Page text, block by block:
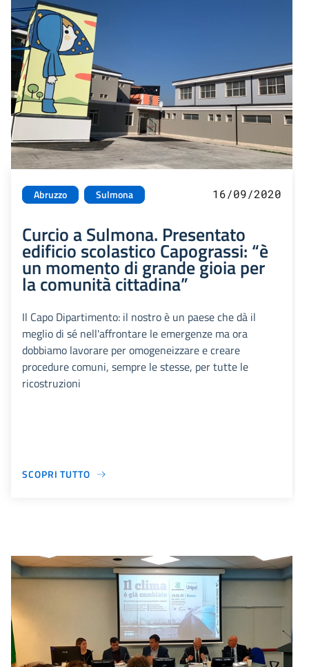
Abruzzo Sulmona 16/09/2020
Curcio a Sulmona. Presentato
edificio scolastico Capograssi: “è
un momento di grande gioia per
la comunità cittadina”
Il Capo Dipartimento: il nostro è un paese che dà il
meglio di sé nell'affrontare le emergenze ma ora
dobbiamo lavorare per omogeneizzare e creare
procedure comuni, sempre le stesse, per tutte le
ricostruzioni
SCOPRI TUTTO